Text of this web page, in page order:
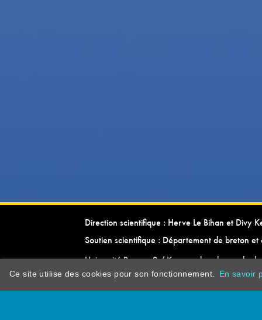
Direction scientifique : Herve Le Bihan et Divy
Soutien scientifique : Département de breton et
Université Rennes 2 / Kevrenn brezhoneg ha
Ce site utilise des cookies pour son fonctionnement. En savoir